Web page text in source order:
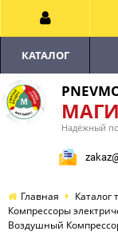
Надёжный
КАТАЛОГ
Главная Каталог
Компрессоры
Воздушный